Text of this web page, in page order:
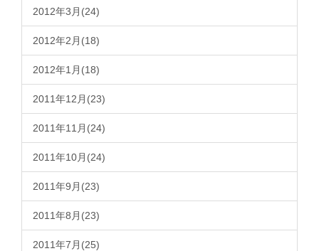
2012年3月(24)
2012年2月(18)
2012年1月(18)
2011年12月(23)
2011年11月(24)
2011年10月(24)
2011年9月(23)
2011年8月(23)
2011年7月(25)